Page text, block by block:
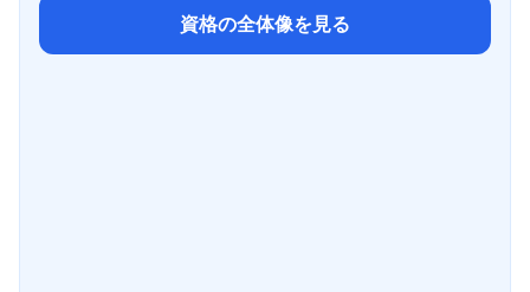
資格の全体像を見る